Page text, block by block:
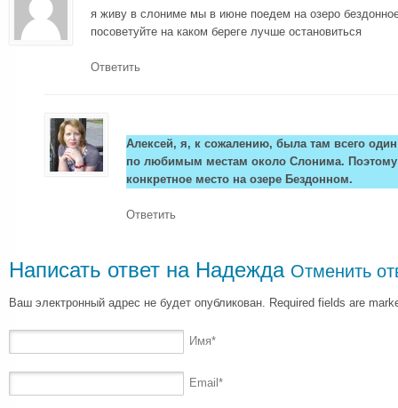
я живу в слониме мы в июне поедем на озеро
посоветуйте на каком береге лучше остановиться
Ответить
Алексей, я, к сожалению, была там всего
по любимым местам около Слонима. Поэтому
конкретное место на озере Бездонном.
Ответить
Написать ответ на Надежда Отменить
Ваш электронный адрес не будет опубликован. Required fields are
Имя*
Email *